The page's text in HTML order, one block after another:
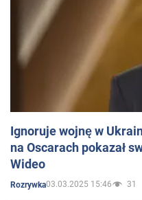
Ignoruje wojnę w
na Oscarach pokazał
Wideo
Rozrywka03.03.2025 15:46 31